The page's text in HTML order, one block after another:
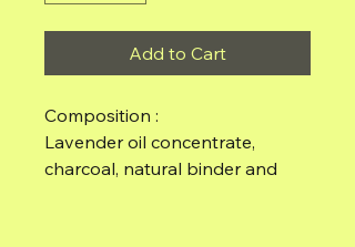
Add to Cart
Composition :
Lavender oil concentrate,
charcoal, natural binder and